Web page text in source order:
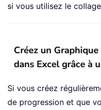
si vous utilisez le
Créez un
dans Excel grâce à
Si vous créez
de progression et que